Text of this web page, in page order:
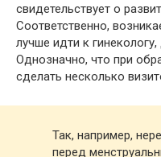
свидетельствует о
Соответственно,
лучше идти к
Однозначно, что при
сделать несколько
Так, например,
перед